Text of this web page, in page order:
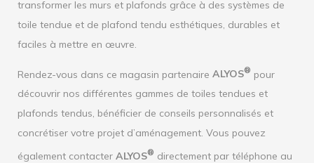
transformer les murs et plafonds grâce à des systèmes de
toile tendue et de plafond tendu esthétiques, durables et
faciles à mettre en œuvre.
Rendez-vous dans ce magasin partenaire ALYOS® pour
découvrir nos différentes gammes de toiles tendues et
plafonds tendus, bénéficier de conseils personnalisés et
concrétiser votre projet d’aménagement. Vous pouvez
également contacter ALYOS® directement par téléphone au